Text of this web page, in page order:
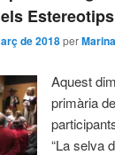
de 2018 per
Aquest
primària
“La selva